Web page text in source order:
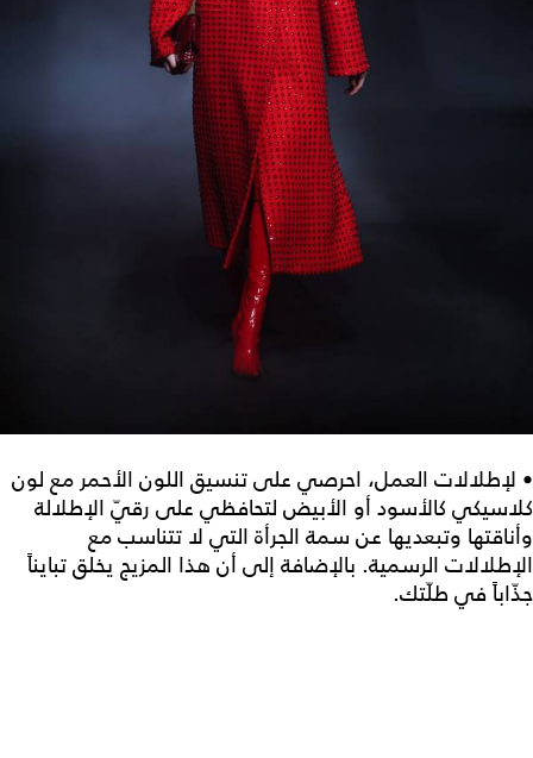
• لإطلالات العمل، احرصي على تنسيق اللون الأحمر مع لون
كلاسيكي كالأسود أو الأبيض لتحافظي على رقيّ الإطلالة
وأناقتها وتبعديها عن سمة الجرأة التي لا تتناسب مع
الإطلالات الرسمية. بالإضافة إلى أن هذا المزيج يخلق تبايناً
جذّاباً في طلّتك.